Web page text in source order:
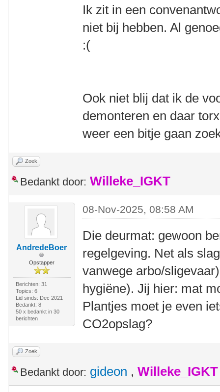
Ik zit in een
niet bij hebben. Al
:(
Ook niet blij dat ik de
demonteren en daar
weer een bitje gaan
Zoek
Bedankt door: Willeke_IGKT
AndredeBoer
Opstapper
Berichten: 31
Topics: 6
Lid sinds: Dec 2021
Bedankt: 8
50 x bedankt in 30
berichten
08-Nov-2025, 08:58 AM
Die deurmat: gewoon
regelgeving. Net als
vanwege arbo/
hygiëne). Jij hier: mat
Plantjes moet je even
CO2opslag?
Zoek
Bedankt door: gideon , Willeke_IGKT